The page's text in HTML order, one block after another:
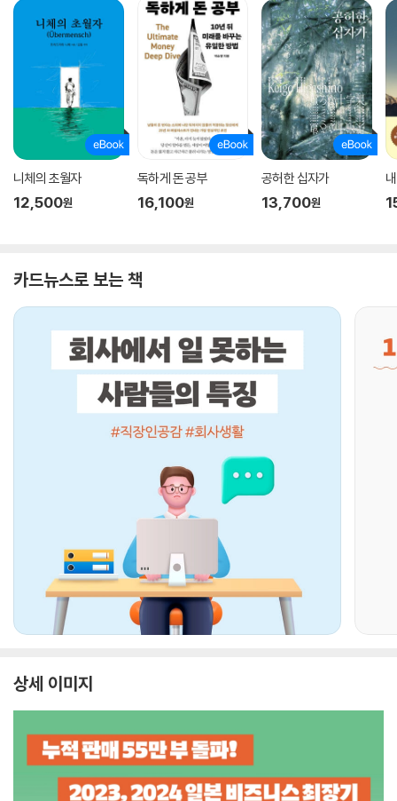
니체의 초월자
12,500원
독하게 돈 공부
16,100원
공허한 십자가
13,700원
카드뉴스로 보는 책
상세 이미지